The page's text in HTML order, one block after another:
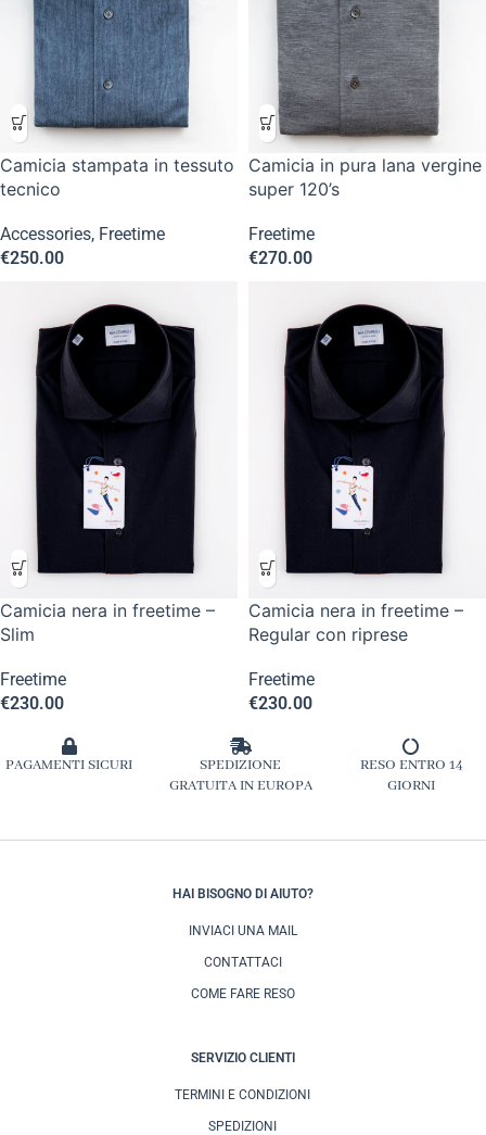
Camicia stampata in tessuto
tecnico
Accessories, Freetime
€250.00
Camicia in pura lana vergine
super 120’s
Freetime
€270.00
Camicia nera in freetime –
Slim
Freetime
€230.00
Camicia nera in freetime –
Regular con riprese
Freetime
€230.00
PAGAMENTI SICURI
SPEDIZIONE
GRATUITA IN EUROPA
RESO ENTRO 14
GIORNI
HAI BISOGNO DI AIUTO?
INVIACI UNA MAIL
CONTATTACI
COME FARE RESO
SERVIZIO CLIENTI
TERMINI E CONDIZIONI
SPEDIZIONI